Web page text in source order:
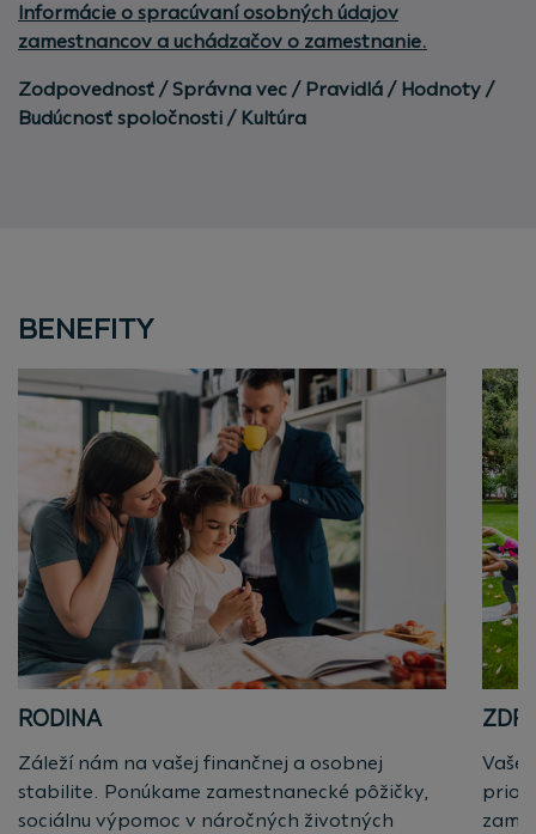
Informácie o spracúvaní osobných údajov
zamestnancov a uchádzačov o zamestnanie.
Zodpovednosť / Správna vec / Pravidlá / Hodnoty /
Budúcnosť spoločnosti / Kultúra
BENEFITY
RODINA
Záleží nám na vašej finančnej a osobnej
stabilite. Ponúkame zamestnanecké pôžičky,
sociálnu výpomoc v náročných životných
Vaše